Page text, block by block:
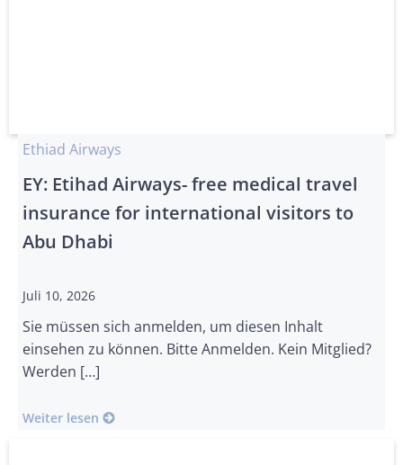
Ethiad Airways
EY: Etihad Airways- free medical travel
insurance for international visitors to
Abu Dhabi
Juli 10, 2026
Sie müssen sich anmelden, um diesen Inhalt
einsehen zu können. Bitte Anmelden. Kein Mitglied?
Werden […]
Weiter lesen